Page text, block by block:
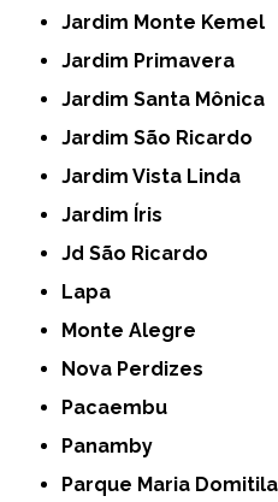
Jardim Monte Kemel
Jardim Primavera
Jardim Santa Mônica
Jardim São Ricardo
Jardim Vista Linda
Jardim Íris
Jd São Ricardo
Lapa
Monte Alegre
Nova Perdizes
Pacaembu
Panamby
Parque Maria Domitila